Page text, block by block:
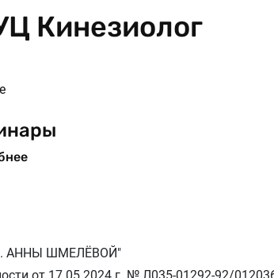
Кинезиолог
АННЫ ШМЕЛЁВОЙ"